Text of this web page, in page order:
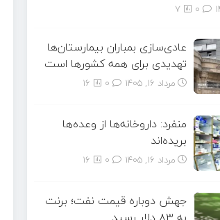
7
عادی‌سازی بمباران بیمارستان‌ها
تهدیدی برای همه کشورها است
مرداد ۱۶, ۱۴۰۵ 16
منفرد: داروخانه‌ها از وعده‌ها
بریده‌اند
مرداد ۱۶, ۱۴۰۵ 16
جهش دوباره قیمت نفت؛ برنت